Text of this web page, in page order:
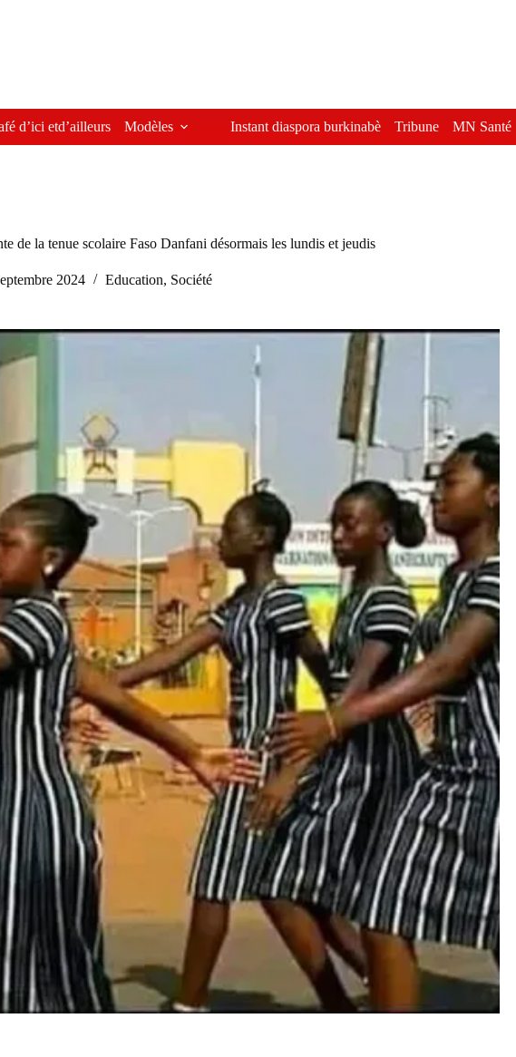
d’ici etd’ailleurs Modèles Instant diaspora burkinabè Tribune MN Santé
de la tenue scolaire Faso Danfani désormais les lundis et jeudis
2024 Education, Société